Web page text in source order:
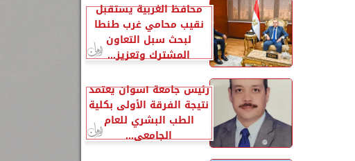
محافظ الغربية يستقبل
نقيب محامي غرب طنطا
لبحث سبل التعاون
المشترك وتعزيز...
رئيس جامعة أسوان يعتمد
نتيجة الفرقة الأولى بكلية
الطب البشري للعام
الجامعي...